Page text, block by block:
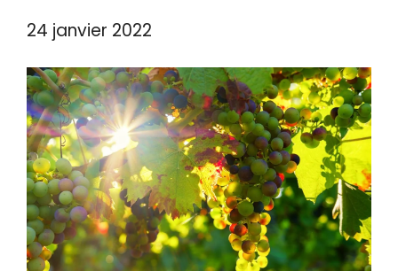
24 janvier 2022